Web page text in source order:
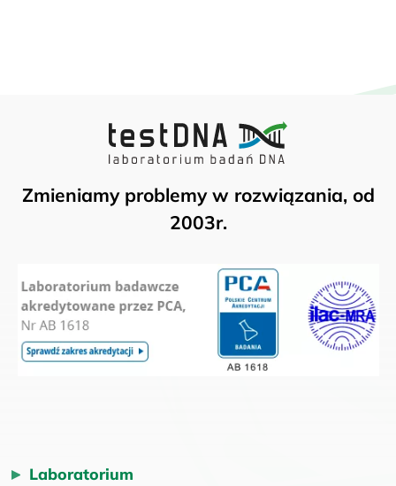
Zmieniamy problemy w rozwiązania, od
2003r.
Laboratorium